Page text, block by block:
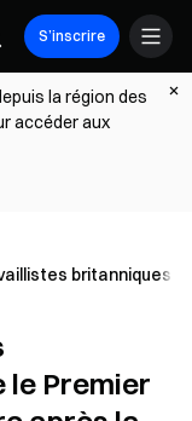
S’inscrire
la région des
accéder aux
britanniques
le Premier